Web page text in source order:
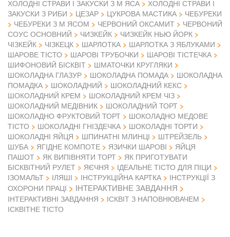
ХОЛОДНІ СТРАВИ І ЗАКУСКИ З М ЯСА
ХОЛОДНІ СТРАВИ І
ЗАКУСКИ З РИБИ
ЦЕЗАР ЦУКРОВА МАСТИКА
ЧЕБУРЕКИ
ЧЕБУРЕКИ З М ЯСОМ
ЧЕРВОНИЙ ОКСАМИТ
ЧЕРВОНИЙ
СОУС ОСНОВНИЙ
ЧИЗКЕЙК
ЧИЗКЕЙК НЬЮ ЙОРК
ЧІЗКЕЙК
ЧІЗКЕЦК ШАРЛОТКА
ШАРЛОТКА З ЯБЛУКАМИ
ШАРОВЕ ТІСТО
ШАРОВІ ТРУБОЧКИ
ШАРОВІ ТІСТЕЧКА
ШИФОНОВИЙ БІСКВІТ
ШМАТОЧКИ КРУГЛЯКИ
ШОКОЛАДНА ГЛАЗУР
ШОКОЛАДНА ПОМАДА
ШОКОЛАДНА
ПОМАДКА
ШОКОЛАДНИЙ
ШОКОЛАДНИЙ КЕКС
ШОКОЛАДНИЙ КРЕМ
ШОКОЛАДНИЙ КРЕМ ЧІЗ
ШОКОЛАДНИЙ МЕДІВНИК
ШОКОЛАДНИЙ ТОРТ
ШОКОЛАДНО ФРУКТОВИЙ ТОРТ
ШОКОЛАДНО МЕДОВЕ
ТІСТО
ШОКОЛАДНІ ГНІЗДЕЧКА
ШОКОЛАДНІ ТОРТИ
ШОКОЛАДНІ ЯЙЦЯ
ШПИНАТНІ МЛИНЦІ
ШТРЕЙЗЕЛЬ
ШУБА
ЯГІДНЕ КОМПОТЕ ЯЗИЧКИ ШАРОВІ
ЯЙЦЯ
ПАШОТ
ЯК ВИПІВНЯТИ ТОРТ
ЯК ПРИГОТУВАТИ
БІСКВІТНИЙ РУЛЕТ
ЯЄЧНЯ
ІДЕАЛЬНЕ ТІСТО ДЛЯ ПІЦИ
ІЗОМАЛЬТ
ІЛЯШІ ІНСТРУКЦІЙНА КАРТКА
ІНСТРУКЦІЇ З
ОХОРОНИ ПРАЦІ
ІНТЕРАКТИВНЕ ЗАВДАННЯ
ІНТЕРАКТИВНІ ЗАВДАННЯ
ІСКВІТ З НАПОВНЮВАЧЕМ
ІСКВІТНЕ ТІСТО